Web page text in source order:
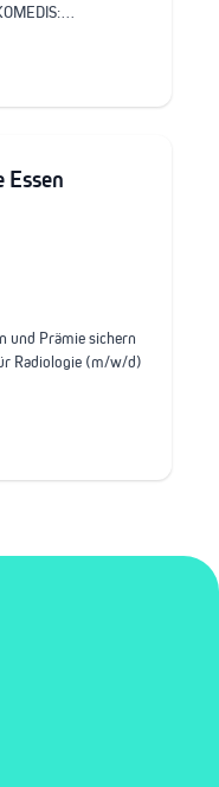
Essen
und Prämie sichern
Radiologie (m/w/d)